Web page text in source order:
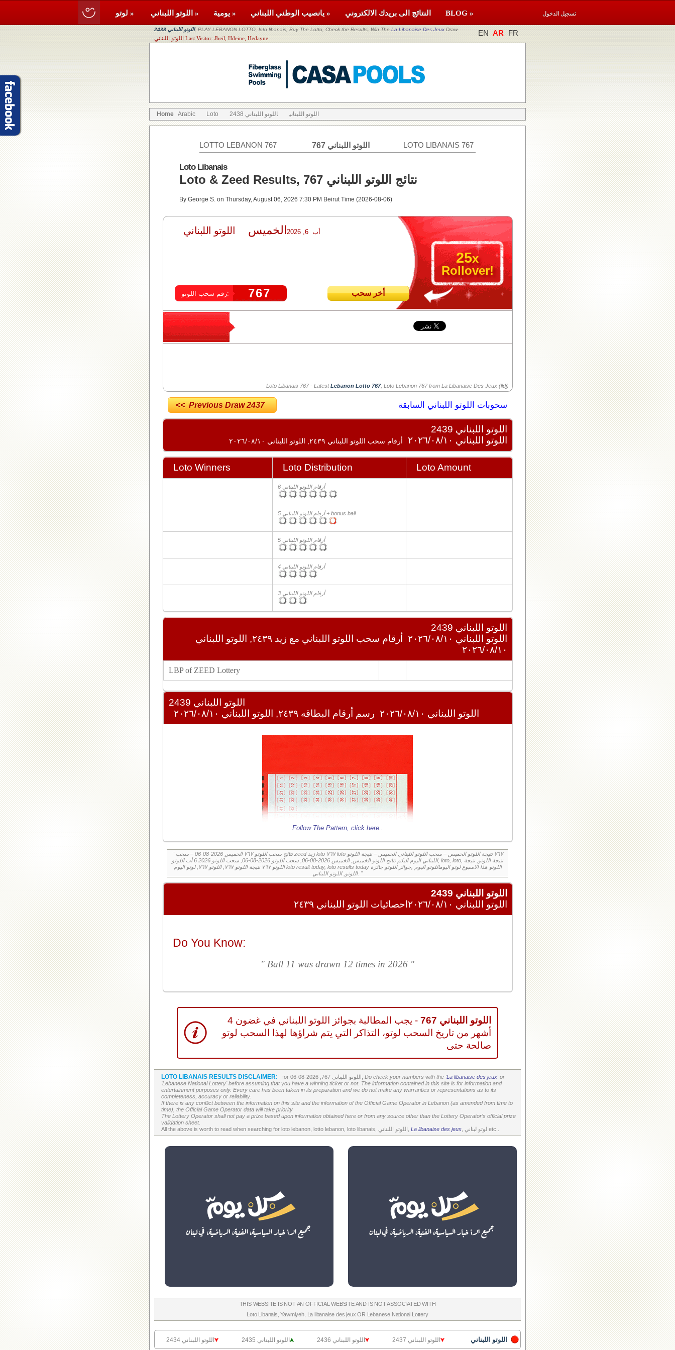
لوتو » اللوتو اللبناني » يومية » يانصيب الوطني اللبناني » النتائج الى بريدك الالكتروني BLOG » تسجيل الدخول
اللوتو اللبناني 2438, PLAY LEBANON LOTTO, loto libanais, Buy The Lotto, Check the Results, Win The La Libanaise Des Jeux Draw
اللوتو اللبناني Last Visitor: Jbeil, Hdeine, Hedayne
EN AR FR
Home Arabic Loto اللوتو اللبناني اللوتو اللبناني 2438
LOTTO LEBANON 767 اللوتو اللبناني 767 LOTO LIBANAIS 767
Loto Libanais
Loto & Zeed Results, 767 نتائج اللوتو اللبناني
By George S. on Thursday, August 06, 2026 7:30 PM Beirut Time (2026-08-06)
أب 6, 2026 الخميس اللوتو اللبناني
25x
Rollover!
رقم سحب اللوتو: 767 أخر سحب
Loto Libanais 767- LatestLebanon Lotto 767, Loto Lebanon 767 from La Libanaise Des Jeux (lldj)
<< Previous Draw 2437 سحوبات اللوتو اللبناني السابقة
اللوتو اللبناني 2439
اللوتو اللبناني ٢٠٢٦/٠٨/١٠
أرقام سحب اللوتو اللبناني ٢٤٣٩, اللوتو اللبناني ٢٠٢٦/٠٨/١٠
Loto Winners Loto Distribution Loto Amount
6 أرقام اللوتو اللبناني
5 أرقام اللوتو اللبناني + bonus ball
5 أرقام اللوتو اللبناني
4 أرقام اللوتو اللبناني
3 أرقام اللوتو اللبناني
اللوتو اللبناني 2439
اللوتو اللبناني ٢٠٢٦/٠٨/١٠
أرقام سحب اللوتو اللبناني مع زيد ٢٤٣٩, اللوتو اللبناني
٢٠٢٦/٠٨/١٠
LBP of ZEED Lottery
اللوتو اللبناني 2439
اللوتو اللبناني ٢٠٢٦/٠٨/١٠
رسم أرقام البطاقه ٢٤٣٩, اللوتو اللبناني ٢٠٢٦/٠٨/١٠
Follow The Pattern, click here..
" نتائج سحب اللوتو ٧٦٧ الخميس 2026-08-06 – سحب zeed زيد loto ٧٦٧ loto ٧٦٧ نتيجة اللوتو الخميس – سحب اللوتو اللبناني الخميس – نتيجة اللوتو
اللبناني اليوم اليكم نتائج اللوتو الخميس, الخميس 2026-08-06, سحب اللوتو 2026-08-06, سحب اللوتو 2026 6 أب اللوتو, loto, loto, نتيجة اللوتو, نتيجة
اللوتو ٧٦٧ نتيجة اللوتو ٧٦٧, اللوتو ٧٦٧, لوتو اليوم loto result today, loto results today اللوتو هذا الاسبوع لوتو اليوماللوتو اليوم ,جوائز اللوتو جائزة
اللوتو, اللوتو اللبناني. "
اللوتو اللبناني 2439
اللوتو اللبناني ٢٠٢٦/٠٨/١٠
احصائيات اللوتو اللبناني ٢٤٣٩
Do You Know:
" Ball 11 was drawn 12 times in 2026 "
اللوتو اللبناني 767
- يجب المطالبة بجوائز اللوتو اللبناني في غضون 4
أشهر من تاريخ السحب لوتو، التذاكر التي يتم شراؤها لهذا السحب لوتو
صالحة حتى
LOTO LIBANAIS RESULTS DISCLAIMER: Do check your numbers with the 'La libanaise des jeux' or
'Lebanese National Lottery' before assuming that you have a winning ticket or not. The information contained in this site is for information and
entertainment purposes only. Every care has been taken in its preparation and we do not make any warranties or representations as to its
completeness, accuracy or reliability.
If there is any conflict between the information on this site and the information of the Official Game Operator in Lebanon (as amended from time to
time), the Official Game Operator data will take priority
The Lottery Operator shall not pay a prize based upon information obtained here or from any source other than the Lottery Operator’s official prize
validation sheet.
La libanaise des jeux , لوتو لبناني etc..
THIS WEBSITE IS NOT AN OFFICIAL WEBSITE AND IS NOT ASSOCIATED WITH
Loto Libanais ,Yawmiyeh, La libanaise des jeux OR Lebanese National Lottery
اللوتو اللبناني اللوتو اللبناني 2437 اللوتو اللبناني 2436 اللوتو اللبناني 2435 اللوتو اللبناني 2434